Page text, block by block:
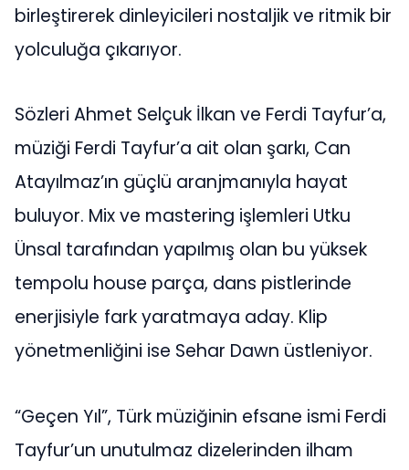
birleştirerek dinleyicileri nostaljik ve ritmik bir
yolculuğa çıkarıyor.
Sözleri Ahmet Selçuk İlkan ve Ferdi Tayfur’a,
müziği Ferdi Tayfur’a ait olan şarkı, Can
Atayılmaz’ın güçlü aranjmanıyla hayat
buluyor. Mix ve mastering işlemleri Utku
Ünsal tarafından yapılmış olan bu yüksek
tempolu house parça, dans pistlerinde
enerjisiyle fark yaratmaya aday. Klip
yönetmenliğini ise Sehar Dawn üstleniyor.
“Geçen Yıl”, Türk müziğinin efsane ismi Ferdi
Tayfur’un unutulmaz dizelerinden ilham